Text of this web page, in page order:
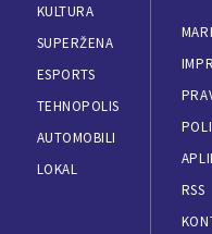
KULTURA
SUPERŽENA
ESPORTS
TEHNOPOLIS
AUTOMOBILI
LOKAL
RSS